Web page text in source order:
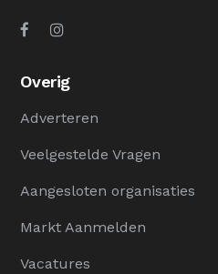
Overig
Adverteren
Veelgestelde Vragen
Aangesloten organisaties
Markt Aanmelden
Vacatures